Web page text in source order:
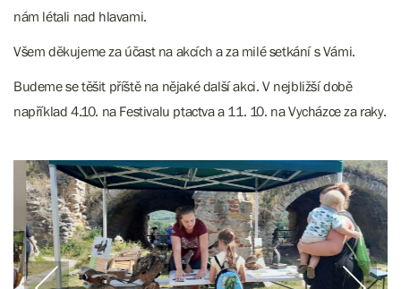
nám létali nad hlavami.
Všem děkujeme za účast na akcích a za milé setkání s Vámi.
Budeme se těšit příště na nějaké další akci. V nejbližší době
například 4.10. na Festivalu ptactva a 11. 10. na Vycházce za raky.